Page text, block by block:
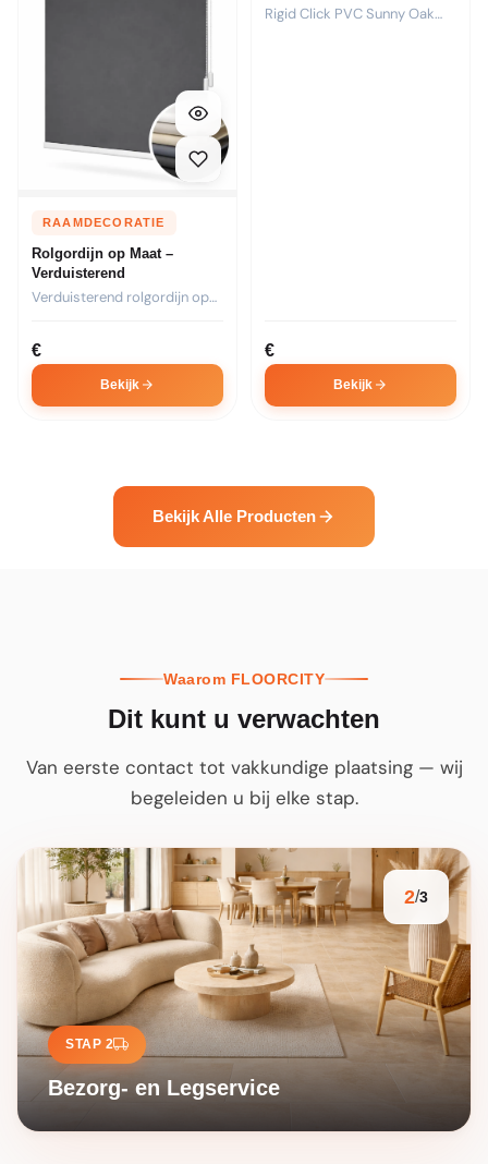
RAAMDECORATIE
Rolgordijn op Maat –
Verduisterend
Verduisterend rolgordijn op
€
Bekijk
Rigid Click PVC Sunny Oak
€
Bekijk
Bekijk Alle Producten
Waarom FLOORCITY
Dit kunt u verwachten
Van eerste contact tot vakkundige plaatsing — wij
begeleiden u bij elke stap.
2/3
STAP 2
Bezorg- en Legservice